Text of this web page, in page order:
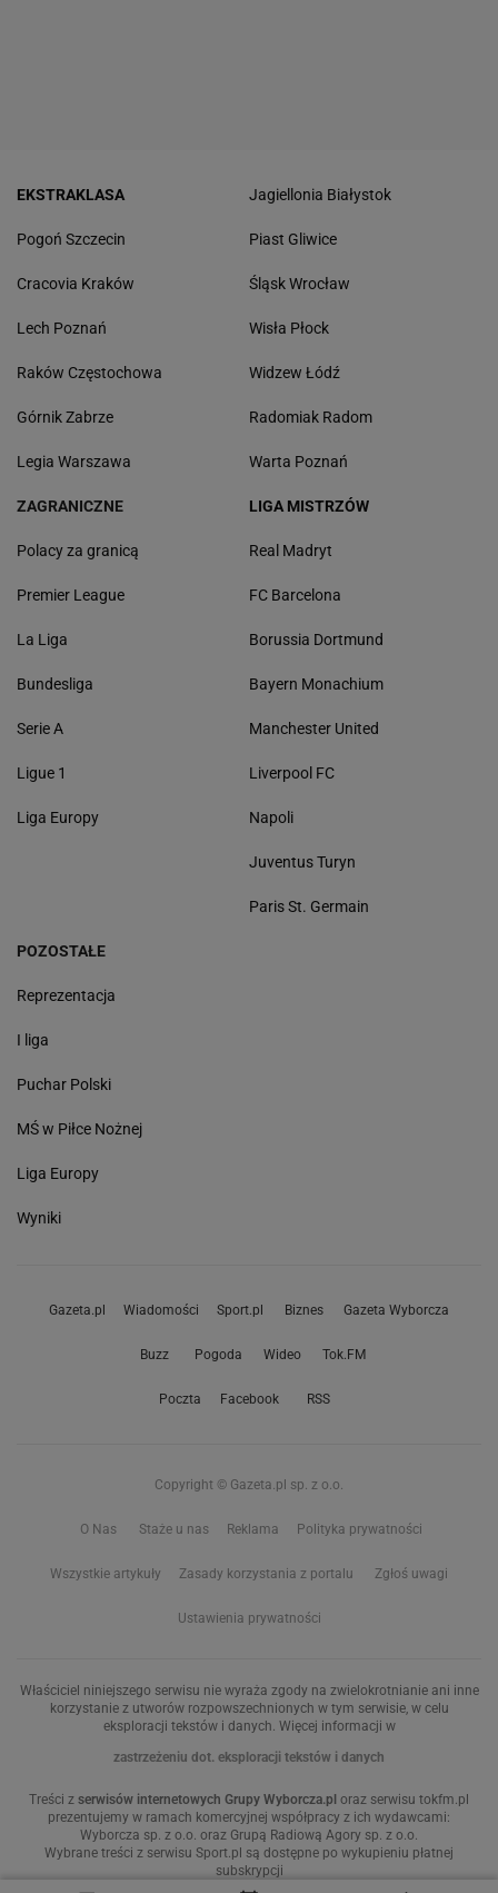
EKSTRAKLASA
Pogoń Szczecin
Cracovia Kraków
Lech Poznań
Raków Częstochowa
Górnik Zabrze
Legia Warszawa
Jagiellonia Białystok
Piast Gliwice
Śląsk Wrocław
Wisła Płock
Widzew Łódź
Radomiak Radom
Warta Poznań
ZAGRANICZNE
Polacy za granicą
Premier League
La Liga
Bundesliga
Serie A
Ligue 1
Liga Europy
LIGA MISTRZÓW
Real Madryt
FC Barcelona
Borussia Dortmund
Bayern Monachium
Manchester United
Liverpool FC
Napoli
Juventus Turyn
Paris St. Germain
POZOSTAŁE
Reprezentacja
I liga
Puchar Polski
MŚ w Piłce Nożnej
Liga Europy
Wyniki
Gazeta.pl Wiadomości Sport.pl Biznes Gazeta Wyborcza
Buzz Pogoda Wideo Tok.FM
Poczta Facebook RSS
Copyright © Gazeta.pl sp. z o.o.
O Nas Staże u nas Reklama Polityka prywatności
Wszystkie artykuły Zasady korzystania z portalu Zgłoś uwagi
Ustawienia prywatności
Właściciel niniejszego serwisu nie wyraża zgody na zwielokrotnianie ani inne
korzystanie z utworów rozpowszechnionych w tym serwisie, w celu
eksploracji tekstów i danych. Więcej informacji w
zastrzeżeniu dot. eksploracji tekstów i danych
Treści z serwisów internetowych Grupy Wyborcza.pl oraz serwisu tokfm.pl
prezentujemy w ramach komercyjnej współpracy z ich wydawcami:
Wyborcza sp. z o.o. oraz Grupą Radiową Agory sp. z o.o.
Wybrane treści z serwisu Sport.pl są dostępne po wykupieniu płatnej
subskrypcji